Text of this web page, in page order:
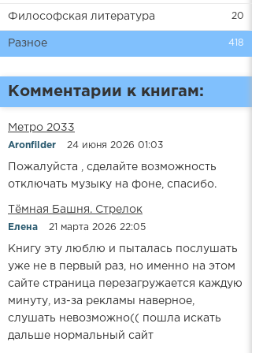
Философская литература 20
Разное 418
Комментарии к книгам:
Метро 2033
Aronfilder 24 июня 2026 01:03
Пожалуйста , сделайте возможность
отключать музыку на фоне, спасибо.
​​Тёмная Башня. Стрелок
Елена 21 марта 2026 22:05
Книгу эту люблю и пыталась послушать
уже не в первый раз, но именно на этом
сайте страница перезагружается каждую
минуту, из-за рекламы наверное,
слушать невозможно(( пошла искать
дальше нормальный сайт